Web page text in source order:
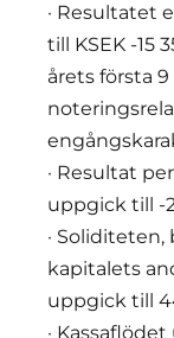
· Resultatet
till KSEK -15
årets första
· Resultat
uppgick till -
·
kapitalets
uppgick till
·